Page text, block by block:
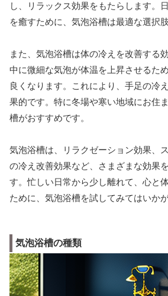
し、リラックス効果をもたらします。
を癒すために、気泡浴槽は最適な選択
また、気泡浴槽は体の冷えを改善する
中に微細な気泡が体温を上昇させるた
良くなります。これにより、手足の冷
果的です。特に冬場や寒い地域にお住
槽がおすすめです。
気泡浴槽は、リラクゼーション効果、
の冷え改善効果など、さまざまな効果
す。忙しい日常から少し離れて、心と
ために、気泡浴槽を試してみてはいか
気泡浴槽の種類